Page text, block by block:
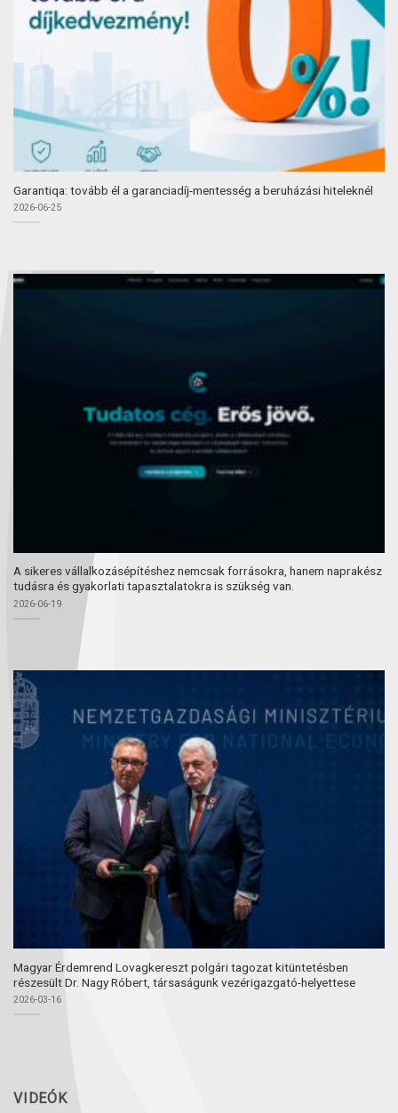
Garantiqa: tovább él a garanciadíj-mentesség a beruházási hiteleknél
2026-06-25
A sikeres vállalkozásépítéshez nemcsak forrásokra, hanem naprakész
tudásra és gyakorlati tapasztalatokra is szükség van.
2026-06-19
Magyar Érdemrend Lovagkereszt polgári tagozat kitüntetésben
részesült Dr. Nagy Róbert, társaságunk vezérigazgató-helyettese
2026-03-16
VIDEÓK